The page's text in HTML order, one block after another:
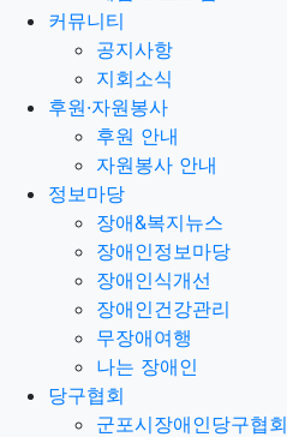
커뮤니티
공지사항
지회소식
후원·자원봉사
후원 안내
자원봉사 안내
정보마당
장애&복지뉴스
장애인정보마당
장애인식개선
장애인건강관리
무장애여행
나는 장애인
당구협회
군포시장애인당구협회